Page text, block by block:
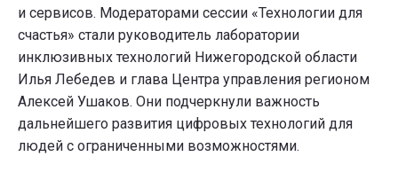
и сервисов. Модераторами сессии «Технологии для
счастья» стали руководитель лаборатории
инклюзивных технологий Нижегородской области
Илья Лебедев и глава Центра управления регионом
Алексей Ушаков. Они подчеркнули важность
дальнейшего развития цифровых технологий для
людей с ограниченными возможностями.